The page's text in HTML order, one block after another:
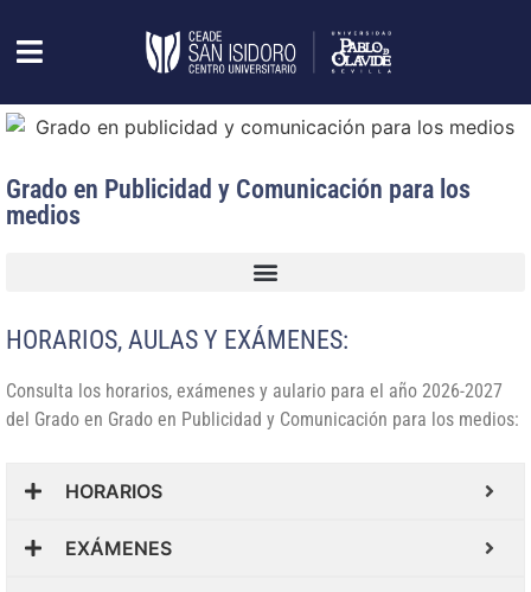
Grado en Publicidad y Comunicación para los
medios
HORARIOS, AULAS Y EXÁMENES:
Consulta los horarios, exámenes y aulario para el año 2026-2027
del Grado en Grado en Publicidad y Comunicación para los medios:
HORARIOS
EXÁMENES